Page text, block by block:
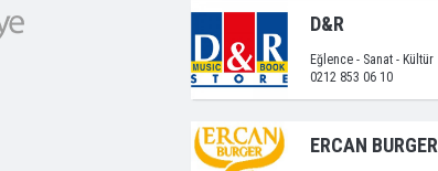
D&R
Eğlence - Sanat - Kültür
0212 853 06 10
ERCAN BURGER